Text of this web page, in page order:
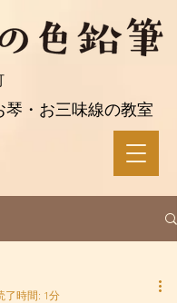
琴・お三味線の教室
了時間: 1分